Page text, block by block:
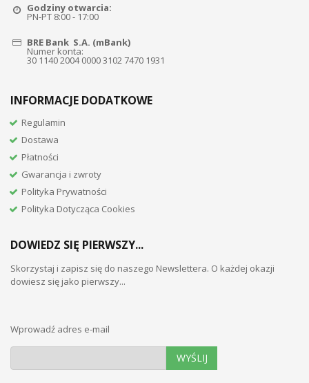
Godziny otwarcia:
PN-PT 8:00 - 17:00
BRE Bank S.A. (mBank)
Numer konta:
30 1140 2004 0000 3102 7470 1931
INFORMACJE DODATKOWE
Regulamin
Dostawa
Płatności
Gwarancja i zwroty
Polityka Prywatności
Polityka Dotycząca Cookies
DOWIEDZ SIĘ PIERWSZY...
Skorzystaj i zapisz się do naszego Newslettera. O każdej okazji
dowiesz się jako pierwszy...
Wprowadź adres e-mail
WYŚLIJ